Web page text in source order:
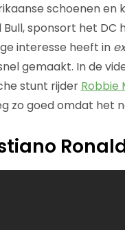
schoenen en
Bull, sponsort het
interesse heeft in
gemaakt. In de
stunt rijder Robbie
zo goed omdat het